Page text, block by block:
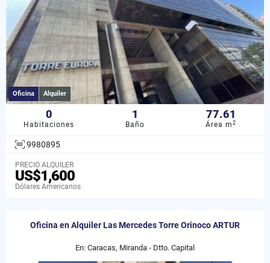
Oficina Alquiler
0
Habitaciones
1
Baño
77.61
Área m2
9980895
PRECIO ALQUILER
US$1,600
Dólares Americanos
Oficina en Alquiler Las Mercedes Torre Orinoco ARTUR
En: Caracas, Miranda - Dtto. Capital